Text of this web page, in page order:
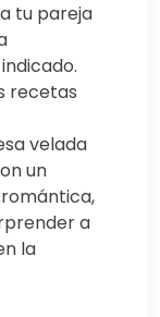
tu pareja
recetas
velada
un
a
la